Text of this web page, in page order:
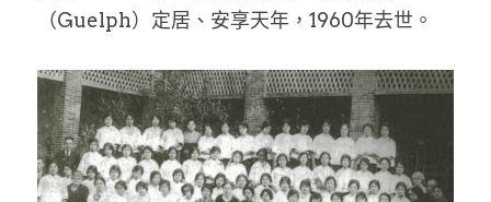
（Guelph）定居、安享天年，1960年去世。